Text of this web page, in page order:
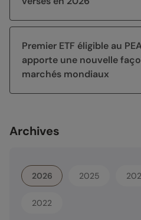
Premier ETF éligible au
apporte une nouvelle
marchés mondiaux
Archives
2026 2025
2022